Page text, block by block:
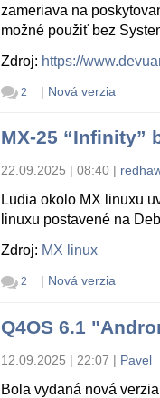
zameriava na
možné použiť bez
Zdroj: https://
2 | Nová verzia
MX-25 “Infinity”
22.09.2025 | 08:40 |
Ludia okolo MX linuxu
linuxu postavené na
Zdroj: MX linux
2 | Nová verzia
Q4OS 6.1
12.09.2025 | 22:07 | Pavel
Bola vydaná nová